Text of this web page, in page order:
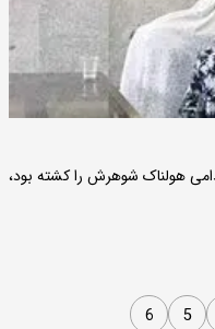
هولناک شوهرش را کشته بود،
5
6